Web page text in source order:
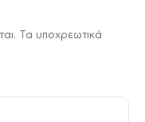
Τα υποχρεωτικά